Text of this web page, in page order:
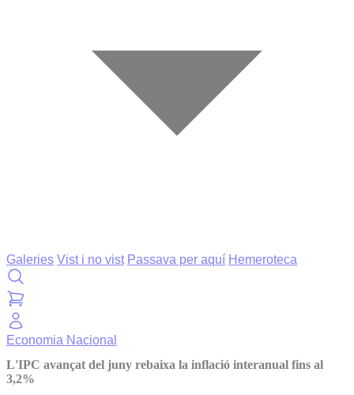
Galeries Vist i no vist Passava per aquí Hemeroteca
Economia Nacional
L'IPC avançat del juny rebaixa la inflació interanual fins al
3,2%